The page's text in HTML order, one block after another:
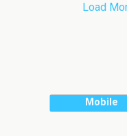
Load
Mobile